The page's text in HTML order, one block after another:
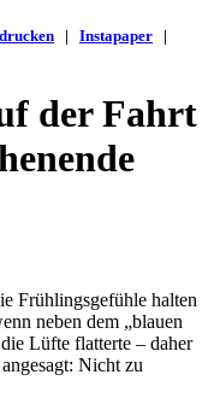
| Instapaper |
der Fahrt
Frühlingsgefühle halten
neben dem „blauen
Lüfte flatterte – daher
Nicht zu